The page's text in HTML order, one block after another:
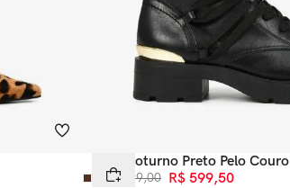
Bota Coturno Preto Pelo Couro
R$ 1. 199,00 R$ 599,50